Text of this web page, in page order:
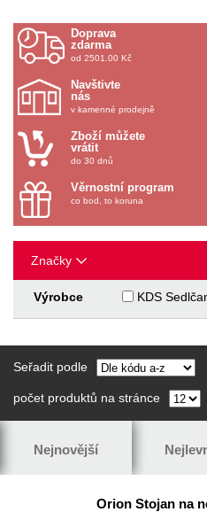
Doprava
zdarma
od 2501.00 Kč
Navštivte
nás
v kamenné prodejně
Zboží můžete
vrátit
do 30 dnů
Věrnostní program
co bod, to koruna
Značky
Výrobce KDS
Seřadit podle
počet produktů na stránce
Nejnovější
Orion Stojan na